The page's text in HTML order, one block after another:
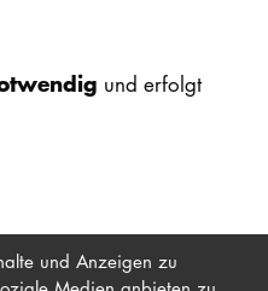
und erfolgt
und Anzeigen zu